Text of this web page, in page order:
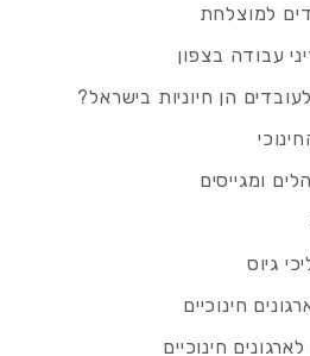
למוצלחת
עבודה בצפון
הן חיוניות בישראל?
ומגייסים
גיוס
חינוכיים
חינוכיים